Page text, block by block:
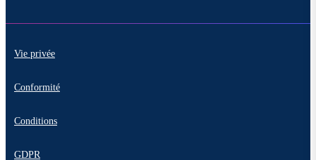
Vie privée
Conformité
Conditions
GDPR